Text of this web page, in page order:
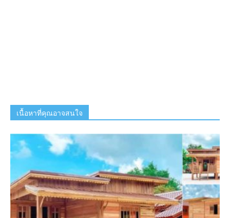
เนื้อหาที่คุณอาจสนใจ